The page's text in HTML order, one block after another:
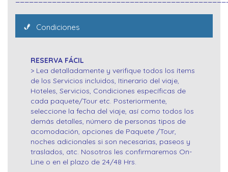
Condiciones
RESERVA FÁCIL
> Lea detalladamente y verifique todos los ítems
de los Servicios incluidos, Itinerario del viaje,
Hoteles, Servicios, Condiciones específicas de
cada paquete/Tour etc. Posteriormente,
seleccione la fecha del viaje, así como todos los
demás detalles, número de personas tipos de
acomodación, opciones de Paquete /Tour,
noches adicionales si son necesarias, paseos y
traslados, atc. Nosotros les confirmaremos On-
Line o en el plazo de 24/48 Hrs.